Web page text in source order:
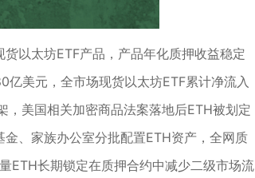
以太坊ETF产品，产品年化质押收益稳定
美元，全市场现货以太坊ETF累计净流入
美国相关加密商品法案落地后ETH被划定
、家族办公室分批配置ETH资产，全网质
ETH长期锁定在质押合约中减少二级市场流